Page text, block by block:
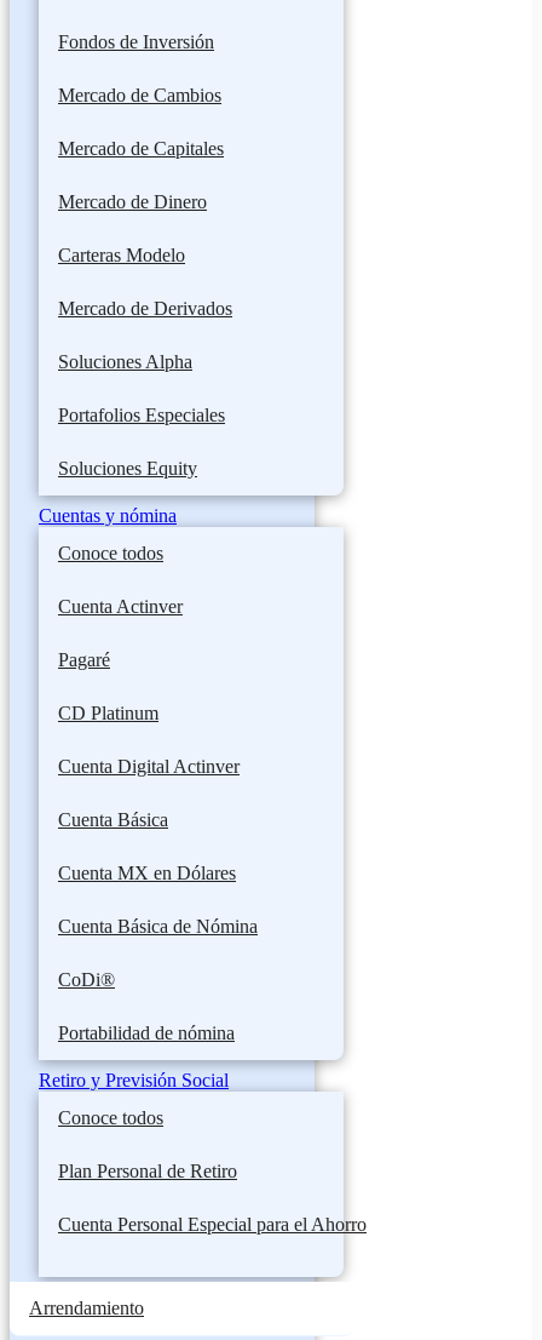
Fondos de Inversión
Mercado de Cambios
Mercado de Capitales
Mercado de Dinero
Carteras Modelo
Mercado de Derivados
Soluciones Alpha
Portafolios Especiales
Soluciones Equity
Cuentas y nómina
Conoce todos
Cuenta Actinver
Pagaré
CD Platinum
Cuenta Digital Actinver
Cuenta Básica
Cuenta MX en Dólares
Cuenta Básica de Nómina
CoDi®
Portabilidad de nómina
Retiro y Previsión Social
Conoce todos
Plan Personal de Retiro
Cuenta Personal Especial para el Ahorro
Arrendamiento